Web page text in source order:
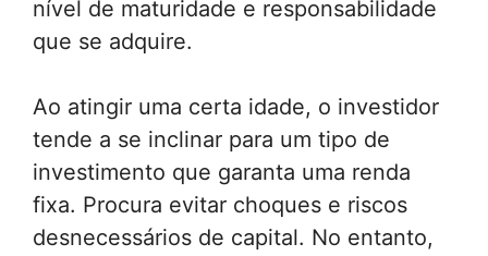
nível de maturidade e responsabilidade
que se adquire.
Ao atingir uma certa idade, o investidor
tende a se inclinar para um tipo de
investimento que garanta uma renda
fixa. Procura evitar choques e riscos
desnecessários de capital. No entanto,